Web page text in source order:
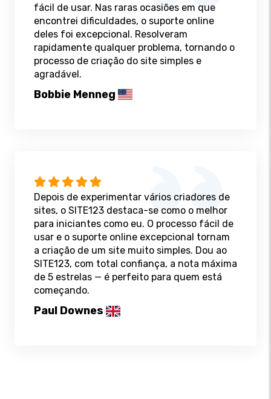
fácil de usar. Nas raras ocasiões em que
encontrei dificuldades, o suporte online
deles foi excepcional. Resolveram
rapidamente qualquer problema, tornando o
processo de criação do site simples e
agradável.
Bobbie Menneg
Depois de experimentar vários criadores de
sites, o SITE123 destaca-se como o melhor
para iniciantes como eu. O processo fácil de
usar e o suporte online excepcional tornam
a criação de um site muito simples. Dou ao
SITE123, com total confiança, a nota máxima
de 5 estrelas — é perfeito para quem está
começando.
Paul Downes